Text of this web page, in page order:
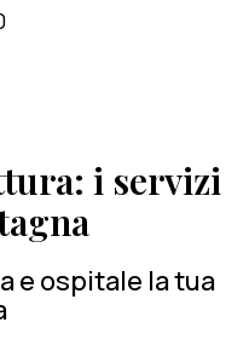
i servizi
e ospitale la tua